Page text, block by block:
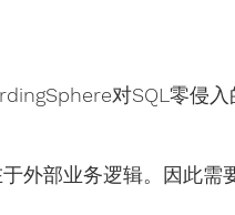
对SQL零侵
外部业务逻辑。因此需